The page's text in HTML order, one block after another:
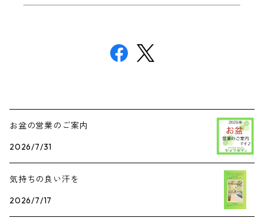
お盆の営業のご案内
2026/7/31
気持ちの良い汗を
2026/7/17